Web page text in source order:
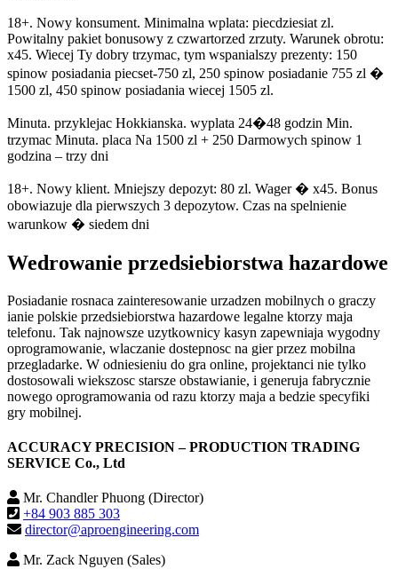
18+. Nowy konsument. Minimalna wplata: piecdziesiat zl.
Powitalny pakiet bonusowy z czwartorzed zrzuty. Warunek obrotu:
x45. Wiecej Ty dobry trzymac, tym wspanialszy prezenty: 150
spinow posiadania piecset-750 zl, 250 spinow posiadanie 755 zl �
1500 zl, 450 spinow posiadania wiecej 1505 zl.
Minuta. przyklejac Hokkianska. wyplata 24�48 godzin Min.
trzymac Minuta. placa Na 1500 zl + 250 Darmowych spinow 1
godzina – trzy dni
18+. Nowy klient. Mniejszy depozyt: 80 zl. Wager � x45. Bonus
obowiazuje dla pierwszych 3 depozytow. Czas na spelnienie
warunkow � siedem dni
Wedrowanie przedsiebiorstwa hazardowe
Posiadanie rosnaca zainteresowanie urzadzen mobilnych o graczy
ianie polskie przedsiebiorstwa hazardowe legalne ktorzy maja
telefonu. Tak najnowsze uzytkownicy kasyn zapewniaja wygodny
oprogramowanie, wlaczanie dostepnosc na gier przez mobilna
przegladarke. W odniesieniu do gra online, projektanci nie tylko
dostosowali wiekszosc starsze obstawianie, i generuja fabrycznie
nowego oprogramowania od razu ktorzy maja a bedzie specyfiki
gry mobilnej.
ACCURACY PRECISION – PRODUCTION TRADING
SERVICE Co., Ltd
Mr. Chandler Phuong (Director)
+84 903 885 303
director@aproengineering.com
Mr. Zack Nguyen (Sales)